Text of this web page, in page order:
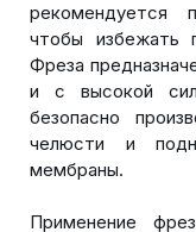
рекомендуется
чтобы избежать
Фреза
и с высокой
безопасно
челюсти и
мембраны.
Применение